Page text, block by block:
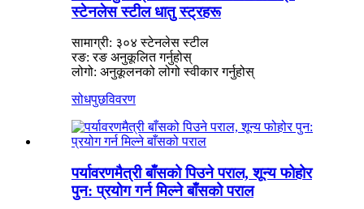
स्टेनलेस स्टील धातु स्ट्रहरू
सामाग्री: ३०४ स्टेनलेस स्टील
रङ: रङ अनुकूलित गर्नुहोस्
लोगो: अनुकूलनको लोगो स्वीकार गर्नुहोस्
सोधपुछविवरण
पर्यावरणमैत्री बाँसको पिउने पराल, शून्य फोहोर
पुन: प्रयोग गर्न मिल्ने बाँसको पराल